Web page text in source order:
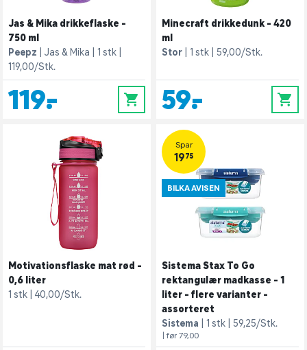
Jas & Mika drikkeflaske -
750 ml
Peepz
Jas & Mika
1 stk
119,00/Stk.
119,- 0
Minecraft drikkedunk - 420
ml
Stor
1 stk 59,00/Stk.
59,- 0
Motivationsflaske mat rød -
0,6 liter
1 stk
40,00/Stk.
Spar
19,75
BILKA AVISEN
Sistema Stax To Go
rektangulær madkasse - 1
liter - flere varianter -
assorteret
Sistema
1 stk 59,25/Stk.
| før 79,00